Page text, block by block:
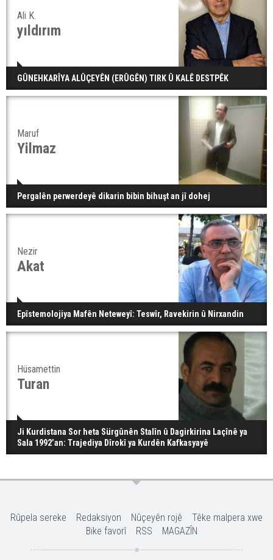
Ali K.
yıldırım
GÛNEHKARÎYA ALÛÇEYÊN (ERÛGÊN) TIRK Û KALÊ DESTPÊK
Maruf
Yilmaz
Pergalên perwerdeyê dikarin bibin bihuşt an jî dohej
Nezir
Akat
Epîstemolojiya Mafên Neteweyî: Teswîr, Ravekirin û Nirxandin
Hüsamettin
Turan
Ji Kurdistana Sor heta Sürgûnên Stalîn û Dagirkirina Laçînê ya
Sala 1992’an: Trajediya Dîrokî ya Kurdên Kafkasyayê
Rûpela sereke Redaksiyon Nûçeyên rojê
Têke malpera xwe
Bike favorî
RSS MAGAZÎN